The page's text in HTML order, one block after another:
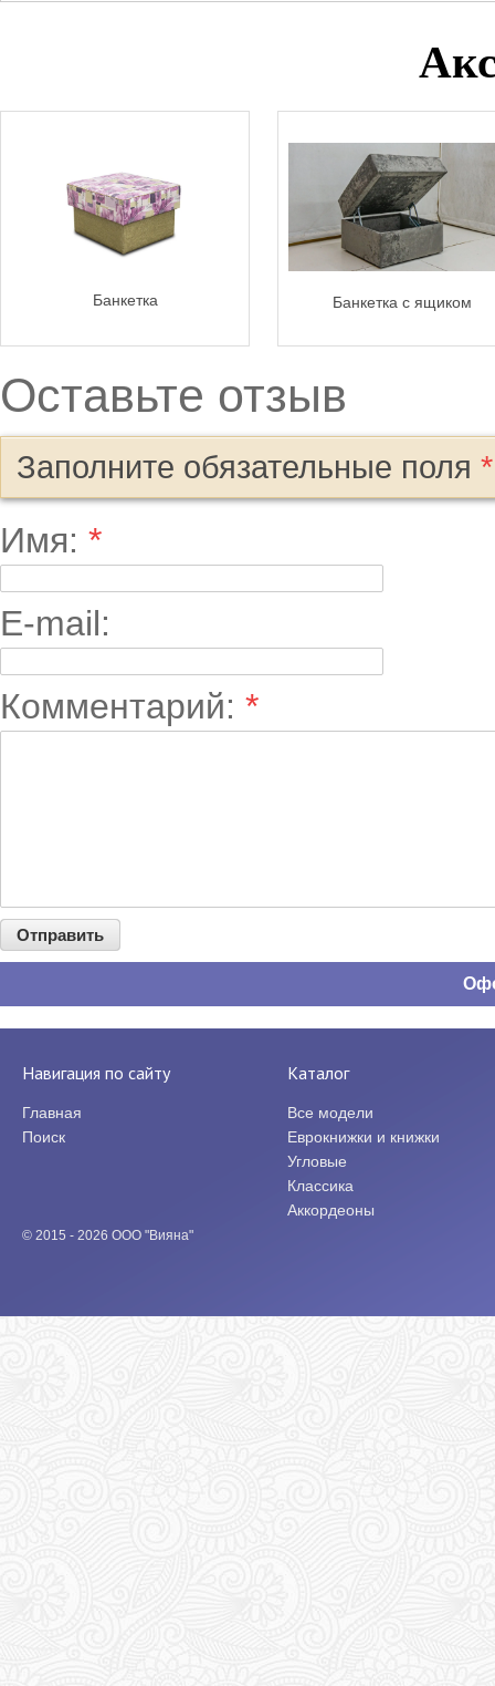
Банкетка Банкетка с ящиком
Оставьте отзыв
Заполните обязательные поля *
Имя: *
E-mail:
Комментарий: *
Навигация по сайту
Главная
Поиск
Каталог
Все модели
Еврокнижки и книжки
Угловые
Классика
Аккордеоны
© 2015 - 2026 ООО "Вияна"